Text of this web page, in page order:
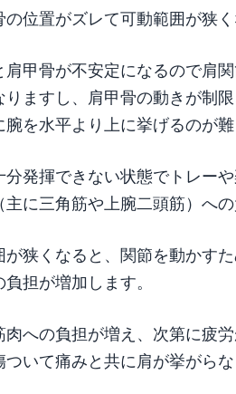
位置がズレて可動範囲が狭く
甲骨が不安定になるので肩
ますし、肩甲骨の動きが制
を水平より上に挙げるのが難
発揮できない状態でトレー
に三角筋や上腕二頭筋）への
狭くなると、関節を動かす
担が増加します。
への負担が増え、次第に疲
いて痛みと共に肩が挙がらな